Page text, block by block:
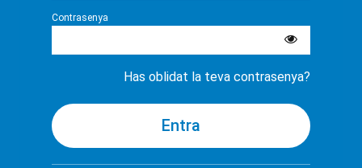
Contrasenya
Has oblidat la teva contrasenya?